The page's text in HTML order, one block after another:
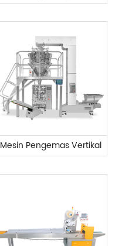
Mesin Pengemas Vertikal